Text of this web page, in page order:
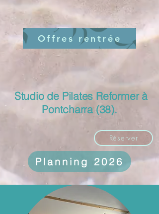
Offres rentrée
Studio de Pilates Reformer à
Pontcharra (38).
Réserver
Planning 2026